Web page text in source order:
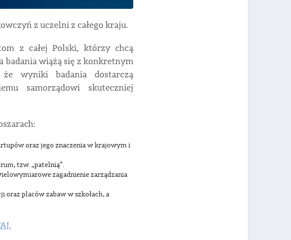
z uczelni z całego kraju.
z całej Polski, którzy chcą
badania wiążą się z konkretnym
że wyniki badania dostarczą
samorządowi skuteczniej
oraz jego znaczenia w krajowym i
tzw. „patelnią”.
zagadnienie zarządzania
placów zabaw w szkołach, a